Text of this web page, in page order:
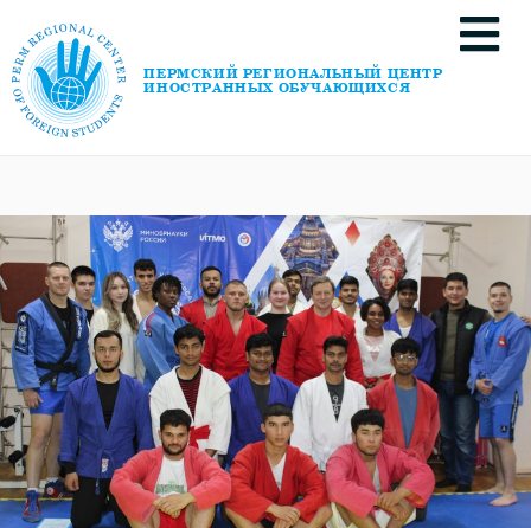
ПЕРМСКИЙ РЕГИОНАЛЬНЫЙ ЦЕНТР
ИНОСТРАННЫХ ОБУЧАЮЩИХСЯ